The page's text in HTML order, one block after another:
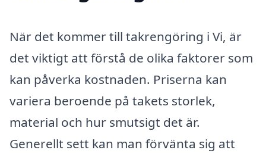
När det kommer till takrengöring i Vi, är
det viktigt att förstå de olika faktorer som
kan påverka kostnaden. Priserna kan
variera beroende på takets storlek,
material och hur smutsigt det är.
Generellt sett kan man förvänta sig att